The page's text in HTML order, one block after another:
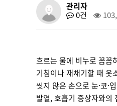
관리자
0건
흐르는 물에 비누로 꼼꼼
기침이나 재채기할 때 옷
씻지 않은 손으로 눈·코·
발열, 호흡기 증상자와의